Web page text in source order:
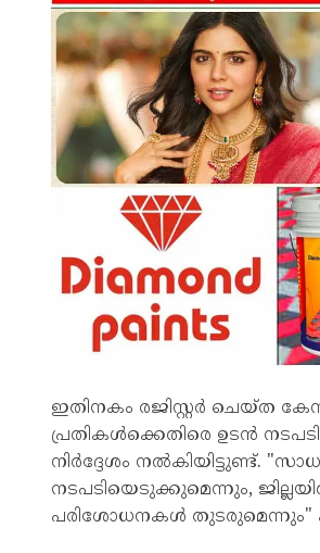
ഇതിനകം രജിസ്റ്റർ ചെയ്ത
പ്രതികൾക്കെതിരെ ഉടൻ
നിർദ്ദേശം നൽകിയിട്ടുണ്ട്.
നടപടിയെടുക്കുമെന്നും,
പരിശോധനകൾ തുടരുമെന്നും"